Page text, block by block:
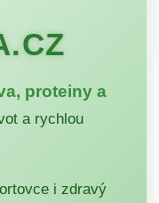
proteiny a
a rychlou
i zdravý